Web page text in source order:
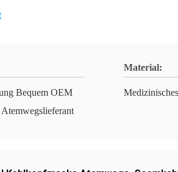
Bequem OEM
Material: